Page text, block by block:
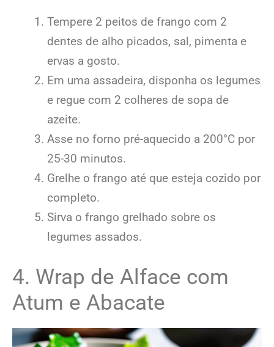
Tempere 2 peitos de frango com 2
dentes de alho picados, sal, pimenta e
ervas a gosto.
Em uma assadeira, disponha os legumes
e regue com 2 colheres de sopa de
azeite.
Asse no forno pré-aquecido a 200°C por
25-30 minutos.
Grelhe o frango até que esteja cozido por
completo.
Sirva o frango grelhado sobre os
legumes assados.
4. Wrap de Alface com
Atum e Abacate